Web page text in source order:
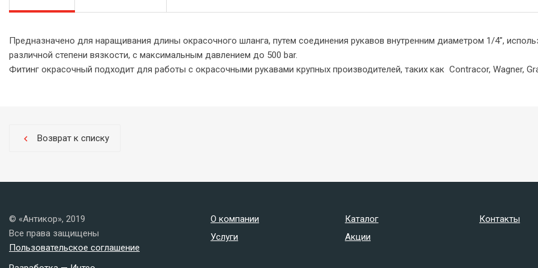
Предназначено для наращивания длины окрасочного шланга, путем соединения рукавов внутренним диаметром 1/4",
различной степени вязкости, с максимальным давлением до 500 bar.
Фитинг окрасочный подходит для работы с окрасочными рукавами крупных производителей, таких как Contracor, Wagner,
chevron_left Возврат к списку
© «Антикор», 2019
Все права защищены
Пользовательское соглашение
О компании
Услуги
Каталог
Акции
Контакты